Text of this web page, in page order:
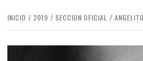
INICIO 2019 SECCION OFICIAL ANGELITO